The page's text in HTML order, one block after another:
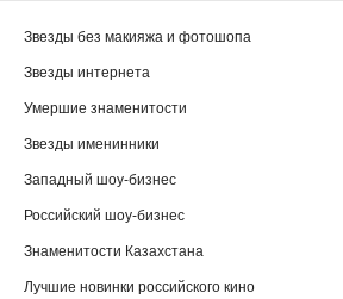
Звезды без макияжа и фотошопа
Звезды интернета
Умершие знаменитости
Звезды именинники
Западный шоу-бизнес
Российский шоу-бизнес
Знаменитости Казахстана
Лучшие новинки российского кино